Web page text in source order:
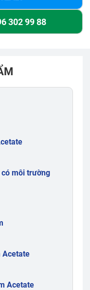
302 99 88
có môi trường
Acetate
Acetate